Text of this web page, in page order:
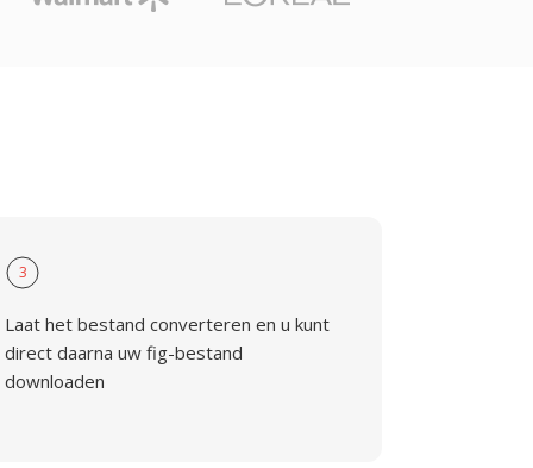
3
Laat het bestand converteren en u kunt
direct daarna uw fig-bestand
downloaden